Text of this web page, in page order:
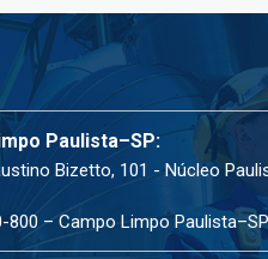
Paulista–SP:
Bizetto, 101 - Núcleo
800 – Campo Limpo